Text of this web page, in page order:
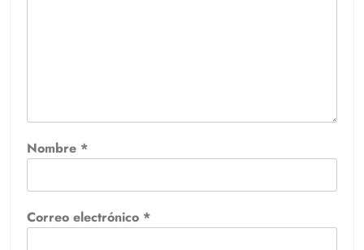
Nombre *
Correo electrónico *